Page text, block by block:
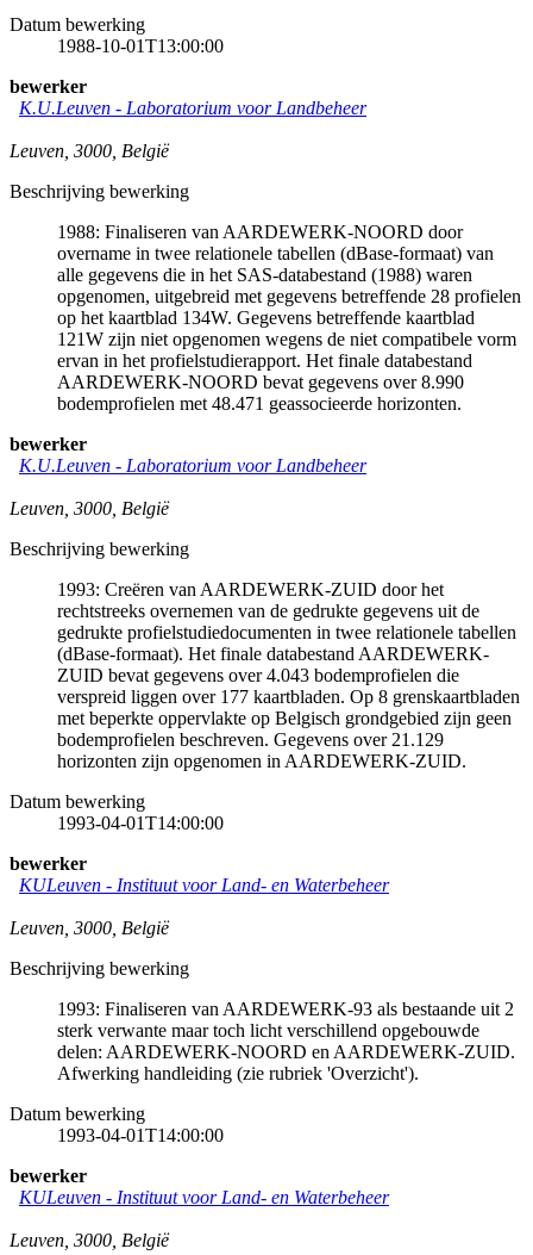
Datum bewerking
1988-10-01T13:00:00
bewerker
K.U.Leuven - Laboratorium voor Landbeheer
Leuven 3000 België
Beschrijving bewerking
1988: Finaliseren van AARDEWERK-NOORD door
overname in twee relationele tabellen (dBase-formaat) van
alle gegevens die in het SAS-databestand (1988) waren
opgenomen, uitgebreid met gegevens betreffende 28 profielen
op het kaartblad 134W. Gegevens betreffende kaartblad
121W zijn niet opgenomen wegens de niet compatibele vorm
ervan in het profielstudierapport. Het finale databestand
AARDEWERK-NOORD bevat gegevens over 8.990
bodemprofielen met 48.471 geassocieerde horizonten.
bewerker
K.U.Leuven - Laboratorium voor Landbeheer
Leuven 3000 België
Beschrijving bewerking
1993: Creëren van AARDEWERK-ZUID door het
rechtstreeks overnemen van de gedrukte gegevens uit de
gedrukte profielstudiedocumenten in twee relationele tabellen
(dBase-formaat). Het finale databestand AARDEWERK-
ZUID bevat gegevens over 4.043 bodemprofielen die
verspreid liggen over 177 kaartbladen. Op 8 grenskaartbladen
met beperkte oppervlakte op Belgisch grondgebied zijn geen
bodemprofielen beschreven. Gegevens over 21.129
horizonten zijn opgenomen in AARDEWERK-ZUID.
Datum bewerking
1993-04-01T14:00:00
bewerker
KULeuven - Instituut voor Land- en Waterbeheer
Leuven 3000 België
Beschrijving bewerking
1993: Finaliseren van AARDEWERK-93 als bestaande uit 2
sterk verwante maar toch licht verschillend opgebouwde
delen: AARDEWERK-NOORD en AARDEWERK-ZUID.
Afwerking handleiding (zie rubriek 'Overzicht').
Datum bewerking
1993-04-01T14:00:00
bewerker
KULeuven - Instituut voor Land- en Waterbeheer
Leuven 3000 België